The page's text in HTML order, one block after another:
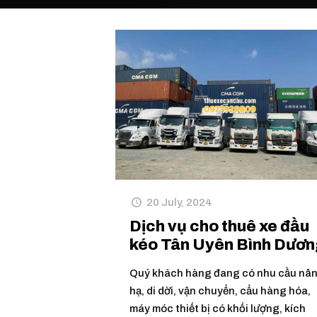
20 July, 2024
Dịch vụ cho thuê xe đầu
kéo Tân Uyên Bình
Quý khách hàng đang có nhu cầu
hạ, di dời, vận chuyển, cẩu hàng hóa,
máy móc thiết bị có khối lượng, kích